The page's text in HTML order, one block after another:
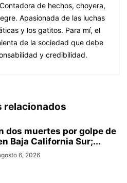
de hechos, choyera,
Apasionada de las luchas
y los gatitos. Para mí, el
de la sociedad que debe
y credibilidad.
relacionados
dos muertes por golpe de
Baja California Sur;...
6, 2026